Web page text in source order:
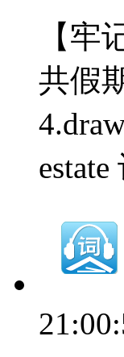
【牢
共假